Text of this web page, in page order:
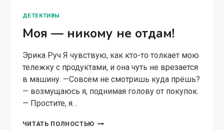
ДЕТЕКТИВЫ
Моя — никому не отдам!
Эрика Руч Я чувствую, как кто-то толкает мою
тележку с продуктами, и она чуть не врезается
в машину. —Совсем не смотришь куда прёшь?
— возмущаюсь я, поднимая голову от покупок.
— Простите, я…
ЧИТАТЬ ПОЛНОСТЬЮ МОЯ